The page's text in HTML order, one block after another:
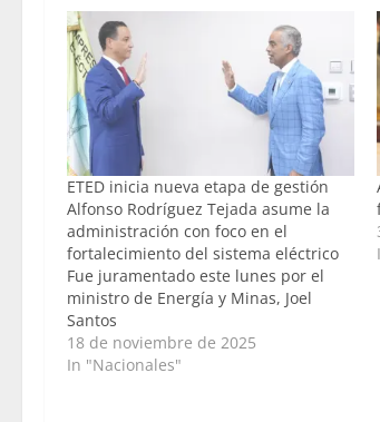
ETED inicia nueva etapa de gestión
Alfonso Rodríguez Tejada asume la
administración con foco en el
fortalecimiento del sistema eléctrico
Fue juramentado este lunes por el
ministro de Energía y Minas, Joel
Santos
18 de noviembre de 2025
In "Nacionales"